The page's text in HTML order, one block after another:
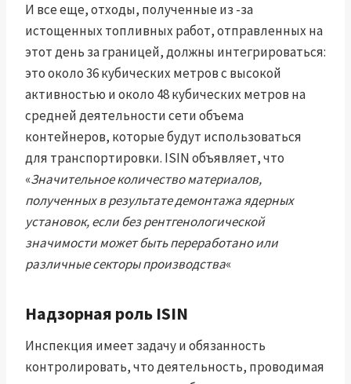
И все еще, отходы, полученные из -за
истощенных топливных работ, отправленных на
этот день за границей, должны интегрироваться:
это около 36 кубических метров с высокой
активностью и около 48 кубических метров на
средней деятельности сети объема
контейнеров, которые будут использоваться
для транспортировки. ISIN объявляет, что
«Значительное количество материалов,
полученных в результате демонтажа ядерных
установок, если без рентгенологической
значимости может быть переработано или
различные секторы производства«
Надзорная роль ISIN
Инспекция имеет задачу и обязанность
контролировать, что деятельность, проводимая